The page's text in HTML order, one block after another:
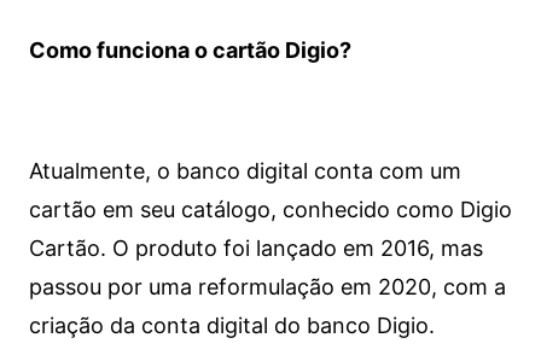
Como funciona o cartão Digio?
Atualmente, o banco digital conta com um
cartão em seu catálogo, conhecido como Digio
Cartão. O produto foi lançado em 2016, mas
passou por uma reformulação em 2020, com a
criação da conta digital do banco Digio.